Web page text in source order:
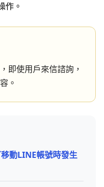
作。
即使用戶來信諮詢，
。
動LINE帳號時發生